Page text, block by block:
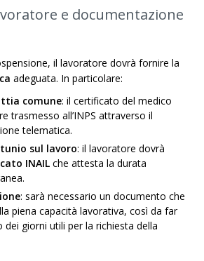
e documentazione
il lavoratore dovrà fornire la
adeguata. In particolare:
comune: il certificato del medico
trasmesso all’INPS attraverso il
telematica.
sul lavoro: il lavoratore dovrà
INAIL che attesta la durata
: sarà necessario un documento che
piena capacità lavorativa, così da far
dei giorni utili per la richiesta della